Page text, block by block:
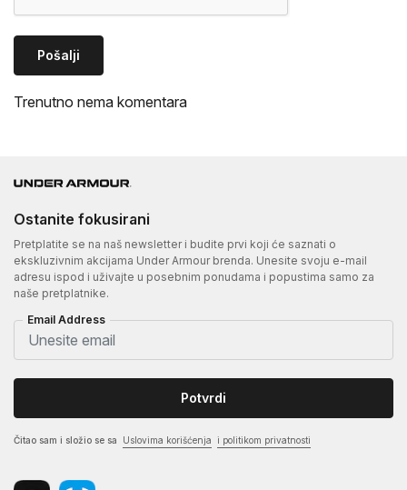
Pošalji
Trenutno nema komentara
Ostanite fokusirani
Pretplatite se na naš newsletter i budite prvi koji će saznati o
ekskluzivnim akcijama Under Armour brenda. Unesite svoju e-mail
adresu ispod i uživajte u posebnim ponudama i popustima samo za
naše pretplatnike.
Email Address
Potvrdi
Čitao sam i složio se sa Uslovima korišćenja i politikom privatnosti